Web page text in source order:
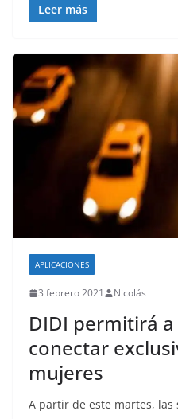
Leer más
APLICACIONES
3 febrero 2021 Nicolás
DIDI permitirá
conectar
mujeres
A partir de este martes, las